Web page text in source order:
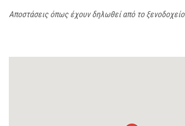
Αποστάσεις όπως έχουν δηλωθεί από το ξενοδοχείο